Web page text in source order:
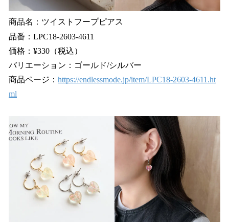
商品名：ツイストフープピアス
品番：LPC18-2603-4611
価格：¥330（税込）
バリエーション：ゴールド/シルバー
商品ページ： https://endlessmode.jp/item/LPC18-2603-4611.ht
ml